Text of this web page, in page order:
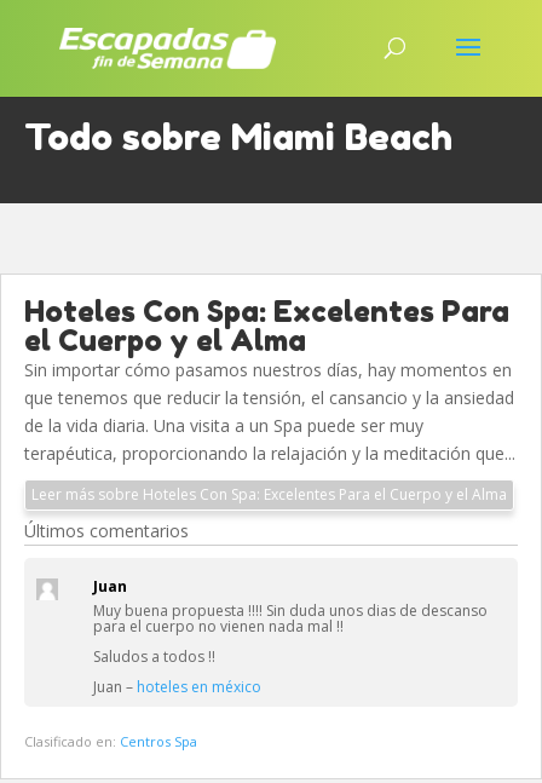
Todo sobre Miami Beach
Hoteles Con Spa: Excelentes Para
el Cuerpo y el Alma
Sin importar cómo pasamos nuestros días, hay momentos en
que tenemos que reducir la tensión, el cansancio y la ansiedad
de la vida diaria. Una visita a un Spa puede ser muy
terapéutica, proporcionando la relajación y la meditación que...
Leer más sobre Hoteles Con Spa: Excelentes Para el Cuerpo y el Alma
Últimos comentarios
Juan
Muy buena propuesta !!!! Sin duda unos dias de descanso
para el cuerpo no vienen nada mal !!
Saludos a todos !!
Juan – hoteles en méxico
Clasificado en: Centros Spa